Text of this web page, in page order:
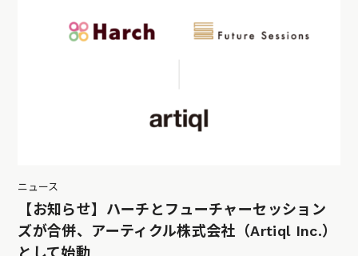
ニュース
【お知らせ】ハーチとフューチャーセッション
ズが合併、アーティクル株式会社（Artiql Inc.）
として始動